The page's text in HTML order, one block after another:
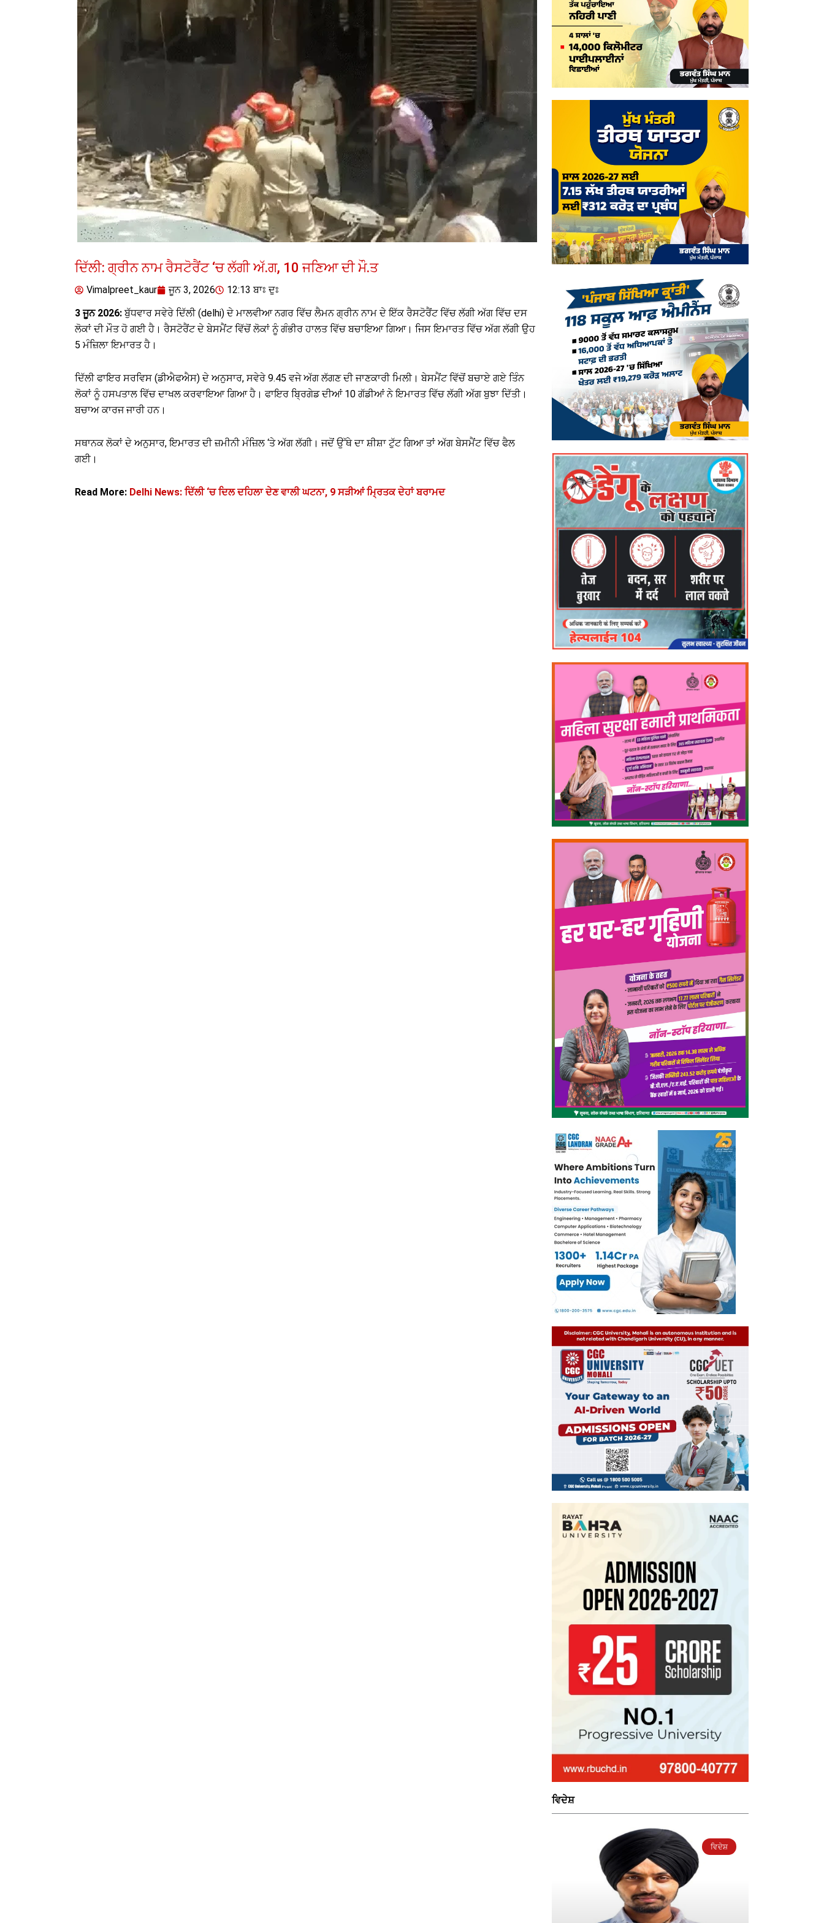
ਦਿੱਲੀ: ਗ੍ਰੀਨ ਨਾਮ ਰੈਸਟੋਰੈਂਟ ‘ਚ ਲੱਗੀ ਅੱ.ਗ, 10 ਜਣਿਆ ਦੀ ਮੌ.ਤ
Vimalpreet_kaur ਜੂਨ 3, 2026
12:13 ਬਾਃ ਦੁਃ
3 ਜੂਨ 2026:ਬੁੱਧਵਾਰ ਸਵੇਰੇ ਦਿੱਲੀ (delhi) ਦੇ ਮਾਲਵੀਆ ਨਗਰ ਵਿੱਚ ਲੈਮਨ ਗ੍ਰੀਨ ਨਾਮ ਦੇ ਇੱਕ ਰੈਸਟੋਰੈਂਟ ਵਿੱਚ ਲੱਗੀ ਅੱਗ ਵਿੱਚ ਦਸ
ਲੋਕਾਂ ਦੀ ਮੌਤ ਹੋ ਗਈ ਹੈ। ਰੈਸਟੋਰੈਂਟ ਦੇ ਬੇਸਮੈਂਟ ਵਿੱਚੋਂ ਲੋਕਾਂ ਨੂੰ ਗੰਭੀਰ ਹਾਲਤ ਵਿੱਚ ਬਚਾਇਆ ਗਿਆ। ਜਿਸ ਇਮਾਰਤ ਵਿੱਚ ਅੱਗ ਲੱਗੀ ਉਹ
5 ਮੰਜ਼ਿਲਾ ਇਮਾਰਤ ਹੈ।
ਦਿੱਲੀ ਫਾਇਰ ਸਰਵਿਸ (ਡੀਐਫਐਸ) ਦੇ ਅਨੁਸਾਰ, ਸਵੇਰੇ 9.45 ਵਜੇ ਅੱਗ ਲੱਗਣ ਦੀ ਜਾਣਕਾਰੀ ਮਿਲੀ। ਬੇਸਮੈਂਟ ਵਿੱਚੋਂ ਬਚਾਏ ਗਏ ਤਿੰਨ
ਲੋਕਾਂ ਨੂੰ ਹਸਪਤਾਲ ਵਿੱਚ ਦਾਖਲ ਕਰਵਾਇਆ ਗਿਆ ਹੈ। ਫਾਇਰ ਬ੍ਰਿਗੇਡ ਦੀਆਂ 10 ਗੱਡੀਆਂ ਨੇ ਇਮਾਰਤ ਵਿੱਚ ਲੱਗੀ ਅੱਗ ਬੁਝਾ ਦਿੱਤੀ।
ਬਚਾਅ ਕਾਰਜ ਜਾਰੀ ਹਨ।
ਸਥਾਨਕ ਲੋਕਾਂ ਦੇ ਅਨੁਸਾਰ, ਇਮਾਰਤ ਦੀ ਜ਼ਮੀਨੀ ਮੰਜ਼ਿਲ ‘ਤੇ ਅੱਗ ਲੱਗੀ। ਜਦੋਂ ਉੱਥੇ ਦਾ ਸ਼ੀਸ਼ਾ ਟੁੱਟ ਗਿਆ ਤਾਂ ਅੱਗ ਬੇਸਮੈਂਟ ਵਿੱਚ ਫੈਲ
ਗਈ।
Read More: Delhi News: ਦਿੱਲੀ ‘ਚ ਦਿਲ ਦਹਿਲਾ ਦੇਣ ਵਾਲੀ ਘਟਨਾ, 9 ਸੜੀਆਂ ਮ੍ਰਿਤਕ ਦੇਹਾਂ ਬਰਾਮਦ
ਵਿਦੇਸ਼
ਵਿਦੇਸ਼